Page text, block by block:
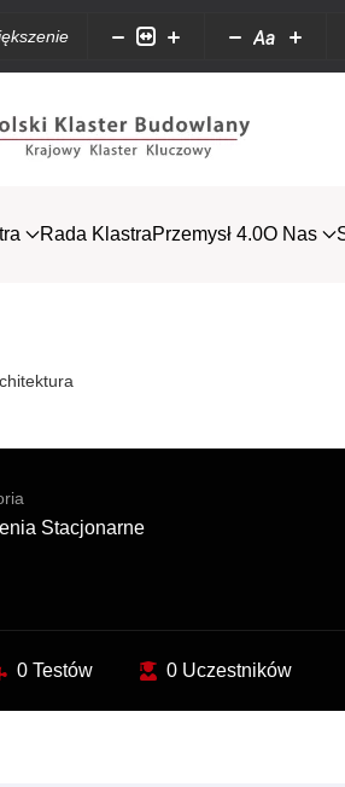
Aa
Rada KlastraPrzemysł 4.0O Nas
Stacjonarne
0 Testów 0 Uczestników